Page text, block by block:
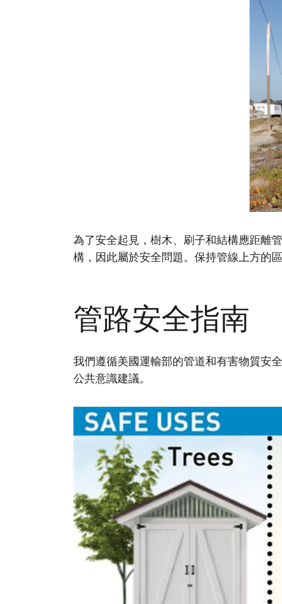
為了安全起見，樹木、刷子和結構應距離
構，因此屬於安全問題。保持管線上方的
管路安全指南
我們遵循美國運輸部的管道和有害物質安
公共意識建議。